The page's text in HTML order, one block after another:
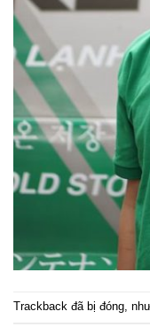
Trackback đã bị đóng,